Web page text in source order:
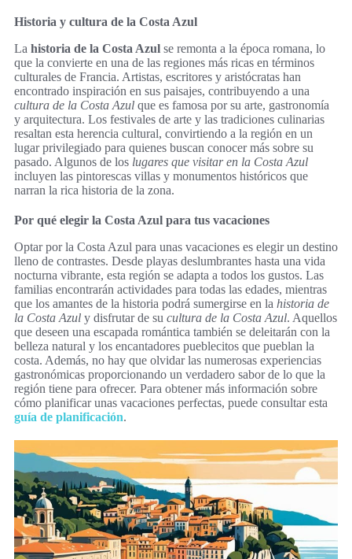
Historia y cultura de la Costa Azul
La historia de la Costa Azul se remonta a la época romana, lo
que la convierte en una de las regiones más ricas en términos
culturales de Francia. Artistas, escritores y aristócratas han
encontrado inspiración en sus paisajes, contribuyendo a una
cultura de la Costa Azul que es famosa por su arte, gastronomía
y arquitectura. Los festivales de arte y las tradiciones culinarias
resaltan esta herencia cultural, convirtiendo a la región en un
lugar privilegiado para quienes buscan conocer más sobre su
pasado. Algunos de los lugares que visitar en la Costa Azul
incluyen las pintorescas villas y monumentos históricos que
narran la rica historia de la zona.
Por qué elegir la Costa Azul para tus vacaciones
Optar por la Costa Azul para unas vacaciones es elegir un destino
lleno de contrastes. Desde playas deslumbrantes hasta una vida
nocturna vibrante, esta región se adapta a todos los gustos. Las
familias encontrarán actividades para todas las edades, mientras
que los amantes de la historia podrá sumergirse en la historia de
la Costa Azul y disfrutar de su cultura de la Costa Azul. Aquellos
que deseen una escapada romántica también se deleitarán con la
belleza natural y los encantadores pueblecitos que pueblan la
costa. Además, no hay que olvidar las numerosas experiencias
gastronómicas proporcionando un verdadero sabor de lo que la
región tiene para ofrecer. Para obtener más información sobre
cómo planificar unas vacaciones perfectas, puede consultar esta
guía de planificación.